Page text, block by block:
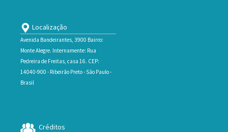
Localização
Avenida Bandeirantes, 3900 Bairro:
Monte Alegre. Internamente: Rua
Pedreira de Freitas, casa 16. CEP:
14040-900 - Ribeirão Preto - São Paulo -
Brasil
Créditos